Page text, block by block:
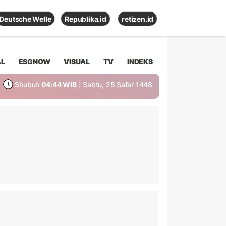
Deutsche Welle Republika.id retizen.id
ESGNOW VISUAL TV INDEKS
Shubuh 04:44 WIB | Sabtu, 25 Safar 1448